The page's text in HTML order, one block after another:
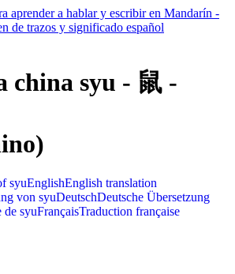
china syu - 鼠 -
EnglishEnglish translation
DeutschDeutsche Übersetzung
FrançaisTraduction française